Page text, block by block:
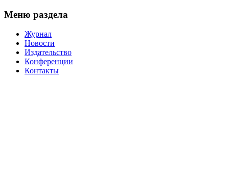
Меню раздела
Журнал
Новости
Издательство
Конференции
Контакты